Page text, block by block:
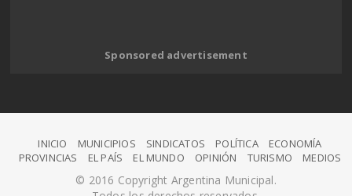
Sponsored advertisement
INICIO MUNICIPIOS SINDICATOS POLÍTICA
ECONOMÍA
PROVINCIAS
EL PAÍS EL MUNDO OPINIÓN TURISMO MEDIOS
© 2016 Copyright Argentina Municipal.